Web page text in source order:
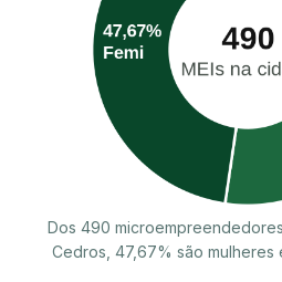
Dos 490
Cedros, 47,67% são mulheres